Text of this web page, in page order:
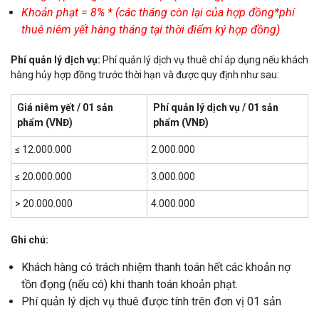
Khoản phạt = 8% * (các tháng còn lại của hợp đồng*phí
thuê niêm yết hàng tháng tại thời điểm ký hợp đồng)
Phí quản lý dịch vụ: Phí quản lý dịch vụ thuê chỉ áp dụng nếu khách
hàng hủy hợp đồng trước thời hạn và được quy định như sau:
Giá niêm yết / 01 sản
phẩm (VNĐ)
Phí quản lý dịch vụ / 01 sản
phẩm (VNĐ)
≤ 12.000.000 2.000.000
≤ 20.000.000 3.000.000
> 20.000.000 4.000.000
Ghi chú:
Khách hàng có trách nhiệm thanh toán hết các khoản nợ
tồn đọng (nếu có) khi thanh toán khoản phạt.
Phí quản lý dịch vụ thuê được tính trên đơn vị 01 sản